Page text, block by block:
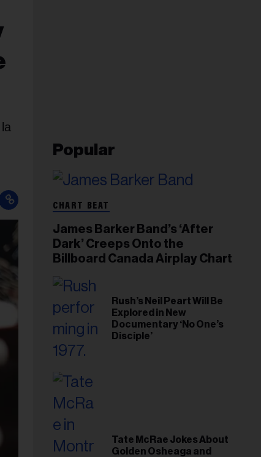
Popular
CHART BEAT
James Barker Band’s ‘After
Dark’ Creeps Onto the
Billboard Canada Airplay Chart
Rush’s Neil Peart Will Be
Explored in New
Documentary ‘No One’s
Disciple’
Tate McRae Jokes About
Golden Osheaga and